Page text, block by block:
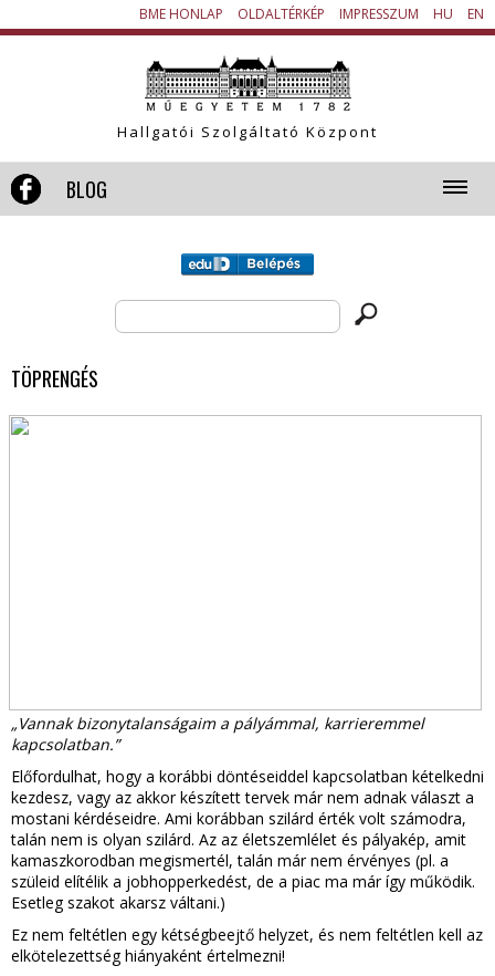
BME HONLAP OLDALTÉRKÉP IMPRESSZUM HU EN
Hallgatói Szolgáltató Központ
BLOG
TÖPRENGÉS
„Vannak bizonytalanságaim a pályámmal, karrieremmel
kapcsolatban.”
Előfordulhat, hogy a korábbi döntéseiddel kapcsolatban kételkedni
kezdesz, vagy az akkor készített tervek már nem adnak választ a
mostani kérdéseidre. Ami korábban szilárd érték volt számodra,
talán nem is olyan szilárd. Az az életszemlélet és pályakép, amit
kamaszkorodban megismertél, talán már nem érvényes (pl. a
szüleid elítélik a jobhopperkedést, de a piac ma már így működik.
Esetleg szakot akarsz váltani.)
Ez nem feltétlen egy kétségbeejtő helyzet, és nem feltétlen kell az
elkötelezettség hiányaként értelmezni!